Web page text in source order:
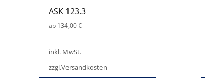
ASK 123.3
ab 134,00€
inkl. MwSt.
zzgl.Versandkosten